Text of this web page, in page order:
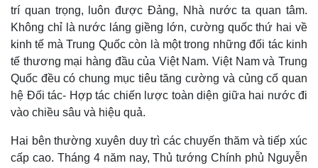
Thế giới
Quan sát
Hồ sơ
Multimedia
E-Magazine
Infographic
trí quan trọng, luôn được Đảng, Nhà nước ta quan tâm.
Không chỉ là nước láng giềng lớn, cường quốc thứ hai về
kinh tế mà Trung Quốc còn là một trong những đối tác kinh
tế thương mại hàng đầu của Việt Nam. Việt Nam và Trung
Quốc đều có chung mục tiêu tăng cường và củng cố quan
hệ Đối tác- Hợp tác chiến lược toàn diện giữa hai nước đi
vào chiều sâu và hiệu quả.
Hai bên thường xuyên duy trì các chuyến thăm và tiếp xúc
cấp cao. Tháng 4 năm nay, Thủ tướng Chính phủ Nguyễn